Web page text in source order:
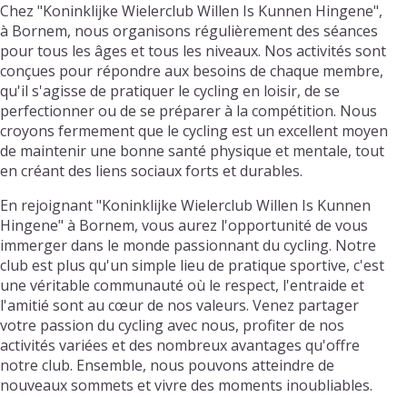
Chez "Koninklijke Wielerclub Willen Is Kunnen Hingene",
à Bornem, nous organisons régulièrement des séances
pour tous les âges et tous les niveaux. Nos activités sont
conçues pour répondre aux besoins de chaque membre,
qu'il s'agisse de pratiquer le cycling en loisir, de se
perfectionner ou de se préparer à la compétition. Nous
croyons fermement que le cycling est un excellent moyen
de maintenir une bonne santé physique et mentale, tout
en créant des liens sociaux forts et durables.
En rejoignant "Koninklijke Wielerclub Willen Is Kunnen
Hingene" à Bornem, vous aurez l'opportunité de vous
immerger dans le monde passionnant du cycling. Notre
club est plus qu'un simple lieu de pratique sportive, c'est
une véritable communauté où le respect, l'entraide et
l'amitié sont au cœur de nos valeurs. Venez partager
votre passion du cycling avec nous, profiter de nos
activités variées et des nombreux avantages qu'offre
notre club. Ensemble, nous pouvons atteindre de
nouveaux sommets et vivre des moments inoubliables.